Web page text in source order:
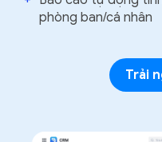
phòng ban/cá nhân
Trải